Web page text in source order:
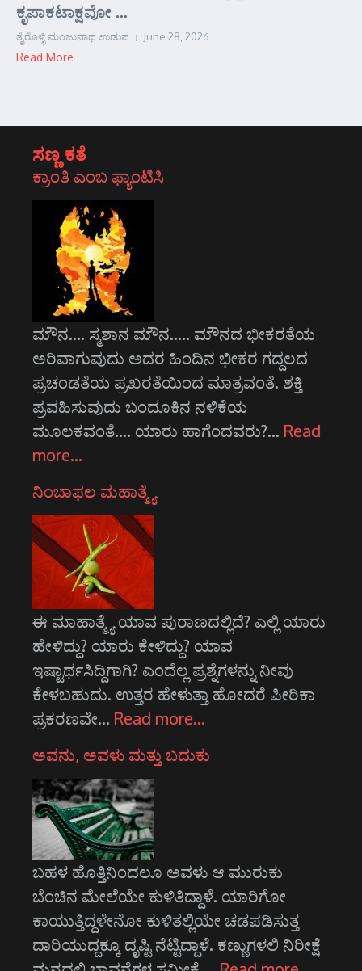
ಕೃಪಾಕಟಾಕ್ಷವೋ ...
ತೈರೊಳ್ಳಿ ಮಂಜುನಾಥ ಉಡುಪ June 28, 2026
Read More
ಸಣ್ಣ ಕತೆ
ಕ್ರಾಂತಿ ಎಂಬ ಫ್ಯಾಂಟಿಸಿ
ಮೌನ.... ಸ್ಮಶಾನ ಮೌನ..... ಮೌನದ ಭೀಕರತೆಯ
ಅರಿವಾಗುವುದು ಅದರ ಹಿಂದಿನ ಭೀಕರ ಗದ್ದಲದ
ಪ್ರಚಂಡತೆಯ ಪ್ರಖರತೆಯಿಂದ ಮಾತ್ರವಂತೆ. ಶಕ್ತಿ
ಪ್ರವಹಿಸುವುದು ಬಂದೂಕಿನ ನಳಿಕೆಯ
ಮೂಲಕವಂತೆ.... ಯಾರು ಹಾಗೆಂದವರು?… Read
more…
ನಿಂಬಾಫಲ ಮಹಾತ್ಮ್ಯೆ
ಈ ಮಾಹಾತ್ಮ್ಯೆ ಯಾವ ಪುರಾಣದಲ್ಲಿದೆ? ಎಲ್ಲಿ ಯಾರು
ಹೇಳಿದ್ದು? ಯಾರು ಕೇಳಿದ್ದು? ಯಾವ
ಇಷ್ಟಾರ್ಥಸಿದ್ದಿಗಾಗಿ? ಎಂದೆಲ್ಲ ಪ್ರಶ್ನೆಗಳನ್ನು ನೀವು
ಕೇಳಬಹುದು. ಉತ್ತರ ಹೇಳುತ್ತಾ ಹೋದರೆ ಪೀಠಿಕಾ
ಪ್ರಕರಣವೇ… Read more…
ಅವನು, ಅವಳು ಮತ್ತು ಬದುಕು
ಬಹಳ ಹೊತ್ತಿನಿಂದಲೂ ಅವಳು ಆ ಮುರುಕು
ಬೆಂಚಿನ ಮೇಲೆಯೇ ಕುಳಿತಿದ್ದಾಳೆ. ಯಾರಿಗೋ
ಕಾಯುತ್ತಿದ್ದಳೇನೋ ಕುಳಿತಲ್ಲಿಯೇ ಚಡಪಡಿಸುತ್ತ
ದಾರಿಯುದ್ದಕ್ಕೂ ದೃಷ್ಟಿ ನೆಟ್ಟಿದ್ದಾಳೆ. ಕಣ್ಣುಗಳಲಿ ನಿರೀಕ್ಷೆ